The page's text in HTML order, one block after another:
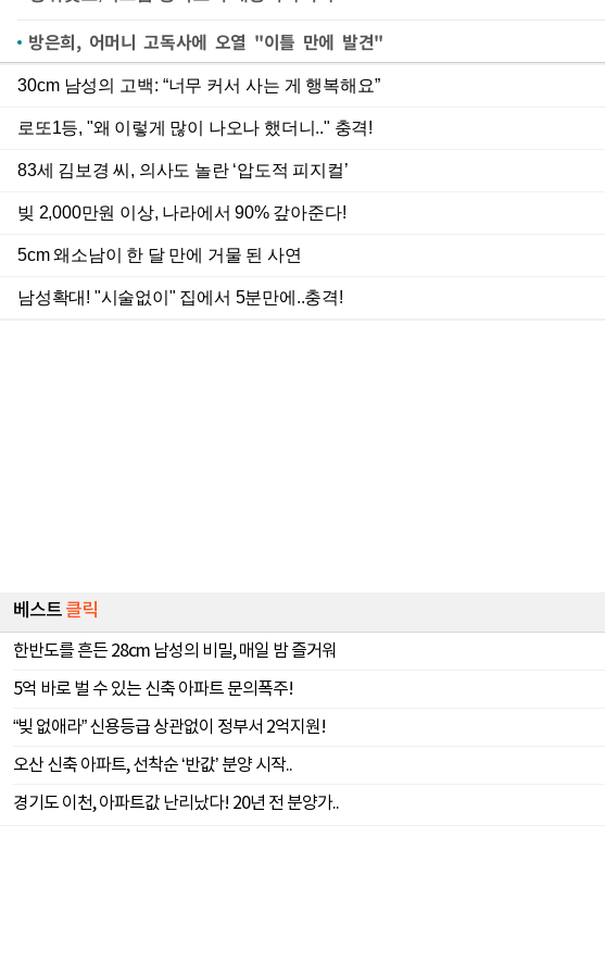
방은희, 어머니 고독사에 오열 "이틀 만에 발견"